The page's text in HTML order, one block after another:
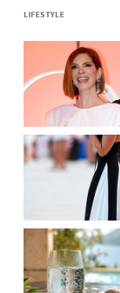
LIFESTYLE